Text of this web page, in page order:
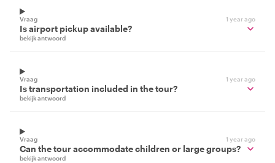
Vraag 1 year ago
Is airport pickup available?
bekijk antwoord
Vraag 1 year ago
Is transportation included in the tour?
bekijk antwoord
Vraag 1 year ago
Can the tour accommodate children or large groups?
bekijk antwoord